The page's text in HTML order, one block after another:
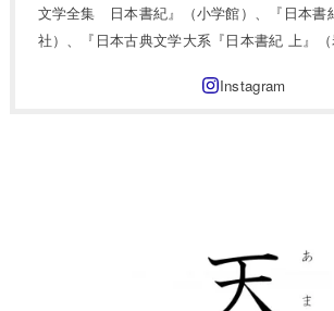
文学全集 日本書紀』（小学館）、『日本書
社）、『日本古典文学大系『日本書紀 上』